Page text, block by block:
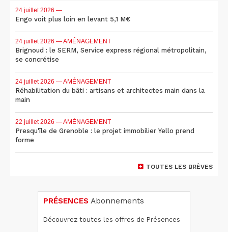
24 juillet 2026 —
Engo voit plus loin en levant 5,1 M€
24 juillet 2026 — AMÉNAGEMENT
Brignoud : le SERM, Service express régional métropolitain,
se concrétise
24 juillet 2026 — AMÉNAGEMENT
Réhabilitation du bâti : artisans et architectes main dans la
main
22 juillet 2026 — AMÉNAGEMENT
Presqu'île de Grenoble : le projet immobilier Yello prend
forme
TOUTES LES BRÈVES
PRÉSENCES Abonnements
Découvrez toutes les offres de Présences